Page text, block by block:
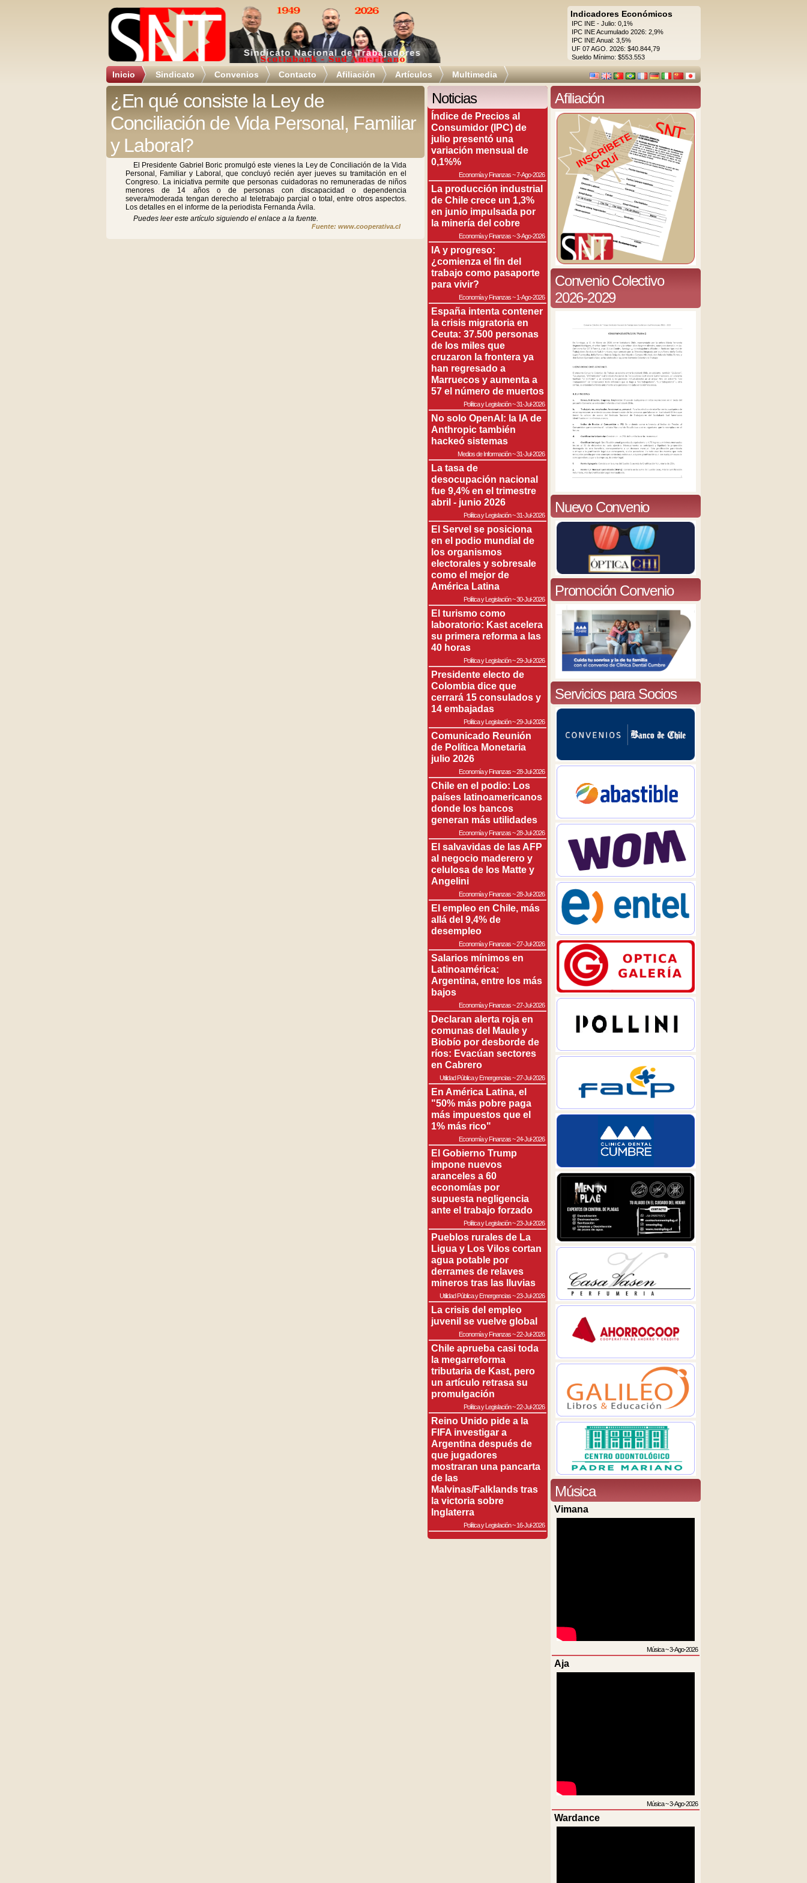
Indicadores Económicos
IPC INE - Julio: 0,1%
IPC INE Acumulado 2026: 2,9%
IPC INE Anual: 3,5%
UF 07 AGO. 2026: $40.844,79
Sueldo Mínimo: $553.553
Inicio Sindicato Convenios Contacto Afiliación Artículos Multimedia
¿En qué consiste la Ley de
Conciliación de Vida Personal, Familiar
y Laboral?
El Presidente Gabriel Boric promulgó este vienes la Ley de Conciliación de la Vida
Personal, Familiar y Laboral, que concluyó recién ayer jueves su tramitación en el
Congreso. La iniciativa permite que personas cuidadoras no remuneradas de niños
menores de 14 años o de personas con discapacidad o dependencia
severa/moderada tengan derecho al teletrabajo parcial o total, entre otros aspectos.
Los detalles en el informe de la periodista Fernanda Ávila.
Puedes leer este artículo siguiendo el enlace a la fuente.
Fuente: www.cooperativa.cl
Noticias
Índice de Precios al
Consumidor (IPC) de
julio presentó una
variación mensual de
0,1%%
Economía y Finanzas~7-Ago-2026
La producción industrial
de Chile crece un 1,3%
en junio impulsada por
la minería del cobre
Economía y Finanzas~3-Ago-2026
IA y progreso:
¿comienza el fin del
trabajo como pasaporte
para vivir?
Economía y Finanzas~1-Ago-2026
España intenta contener
la crisis migratoria en
Ceuta: 37.500 personas
de los miles que
cruzaron la frontera ya
han regresado a
Marruecos y aumenta a
57 el número de muertos
Política y Legislación~31-Jul-2026
No solo OpenAI: la IA de
Anthropic también
hackeó sistemas
Medios de Información~31-Jul-2026
La tasa de
desocupación nacional
fue 9,4% en el trimestre
abril - junio 2026
Política y Legislación~31-Jul-2026
El Servel se posiciona
en el podio mundial de
los organismos
electorales y sobresale
como el mejor de
América Latina
Política y Legislación~30-Jul-2026
El turismo como
laboratorio: Kast acelera
su primera reforma a las
40 horas
Política y Legislación~29-Jul-2026
Presidente electo de
Colombia dice que
cerrará 15 consulados y
14 embajadas
Política y Legislación~29-Jul-2026
Comunicado Reunión
de Política Monetaria
julio 2026
Economía y Finanzas~28-Jul-2026
Chile en el podio: Los
países latinoamericanos
donde los bancos
generan más utilidades
Economía y Finanzas~28-Jul-2026
El salvavidas de las AFP
al negocio maderero y
celulosa de los Matte y
Angelini
Economía y Finanzas~28-Jul-2026
El empleo en Chile, más
allá del 9,4% de
desempleo
Economía y Finanzas~27-Jul-2026
Salarios mínimos en
Latinoamérica:
Argentina, entre los más
bajos
Economía y Finanzas~27-Jul-2026
Declaran alerta roja en
comunas del Maule y
Biobío por desborde de
ríos: Evacúan sectores
en Cabrero
Utilidad Pública y Emergencias~27-Jul-2026
En América Latina, el
"50% más pobre paga
más impuestos que el
1% más rico"
Economía y Finanzas~24-Jul-2026
El Gobierno Trump
impone nuevos
aranceles a 60
economías por
supuesta negligencia
ante el trabajo forzado
Política y Legislación~23-Jul-2026
Pueblos rurales de La
Ligua y Los Vilos cortan
agua potable por
derrames de relaves
mineros tras las lluvias
Utilidad Pública y Emergencias~23-Jul-2026
La crisis del empleo
juvenil se vuelve global
Economía y Finanzas~22-Jul-2026
Chile aprueba casi toda
la megarreforma
tributaria de Kast, pero
un artículo retrasa su
promulgación
Política y Legislación~22-Jul-2026
Reino Unido pide a la
FIFA investigar a
Argentina después de
que jugadores
mostraran una pancarta
de las
Malvinas/Falklands tras
la victoria sobre
Inglaterra
Política y Legislación~16-Jul-2026
Afiliación
Convenio Colectivo
2026-2029
Nuevo Convenio
Promoción Convenio
Servicios para Socios
Música
Vimana
Música~3-Ago-2026
Aja
Música~3-Ago-2026
Wardance